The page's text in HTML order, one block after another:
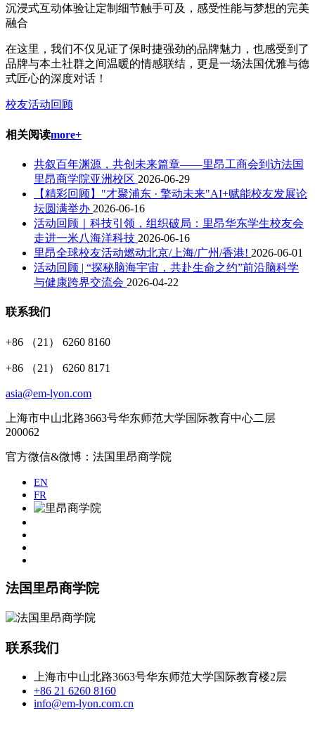
沉浸式互动体验让定制细节触手可及，感受性能与梦想的完美
融合
在这里，我们不仅见证了保时捷强劲的品牌魅力，也感受到了
品牌与本土社群之间温暖的情感联结，更是一场法国优雅与德
式匠心的深度对话！
校友活动回顾
相关阅读more+
共叙百年渊源，共创未来篇章——里昂工商会到访法国
里昂商学院亚洲校区 2026-06-29
【精彩回顾】"才聚浦东 · 擎动未来"AI+赋能校友发展论
坛圆满举办 2026-06-16
活动回顾｜科技引领，组织破局：里昂华东学生校友会
走进一米八海洋科技 2026-06-16
里昂全球校友活动燃动北京/上海/广州/香港! 2026-06-01
活动回顾 | “探秘脑海宇宙，共赴生命之约”前沿脑科学
与健康跨界交流会 2026-04-22
联系我们
+86 （21） 6260 8160
+86 （21） 6260 8171
asia@em-lyon.com
上海市中山北路3663号华东师范大学国际教育中心二层
200062
官方微信&微博：法国里昂商学院
EN
FR
法国里昂商学院
联系我们
上海市中山北路3663号华东师范大学国际教育楼2层
+86 21 6260 8160
info@em-lyon.com.cn